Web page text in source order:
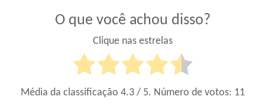
O que você achou disso?
Clique nas estrelas
Média da classificação 4.3/ 5. Número de votos: 11